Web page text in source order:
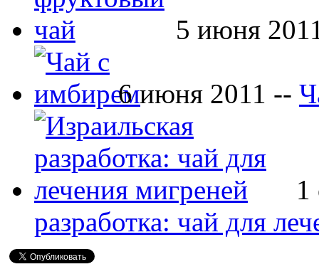
5 июня
6 июня 2011 --
1
разработка: чай для